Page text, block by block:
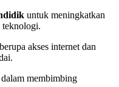
untuk meningkatkan
teknologi.
berupa akses internet dan
dalam membimbing